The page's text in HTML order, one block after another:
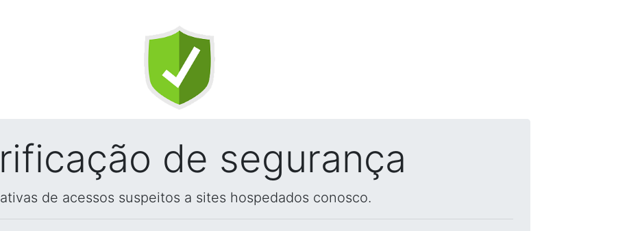
de segurança
de acessos suspeitos a sites hospedados conosco.